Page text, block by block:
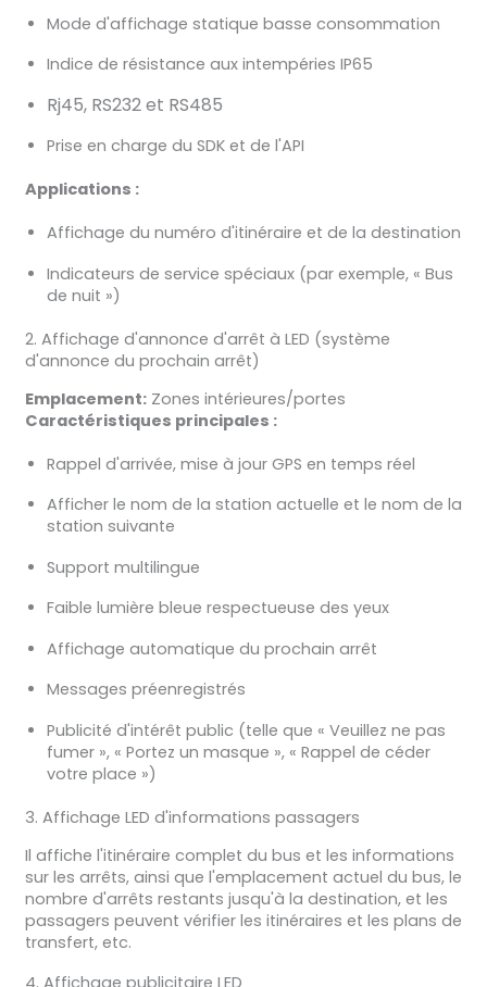
Mode d'affichage statique basse consommation
Indice de résistance aux intempéries IP65
Rj45, RS232 et RS485
Prise en charge du SDK et de l'API
Applications :
Affichage du numéro d'itinéraire et de la destination
Indicateurs de service spéciaux (par exemple, « Bus
de nuit »)
2. Affichage d'annonce d'arrêt à LED (système
d'annonce du prochain arrêt)
Emplacement:Zones intérieures/portes
Caractéristiques principales :
Rappel d'arrivée, mise à jour GPS en temps réel
Afficher le nom de la station actuelle et le nom de la
station suivante
Support multilingue
Faible lumière bleue respectueuse des yeux
Affichage automatique du prochain arrêt
Messages préenregistrés
Publicité d'intérêt public (telle que « Veuillez ne pas
fumer », « Portez un masque », « Rappel de céder
votre place »)
3. Affichage LED d'informations passagers
Il affiche l'itinéraire complet du bus et les informations
sur les arrêts, ainsi que l'emplacement actuel du bus, le
nombre d'arrêts restants jusqu'à la destination, et les
passagers peuvent vérifier les itinéraires et les plans de
transfert, etc.